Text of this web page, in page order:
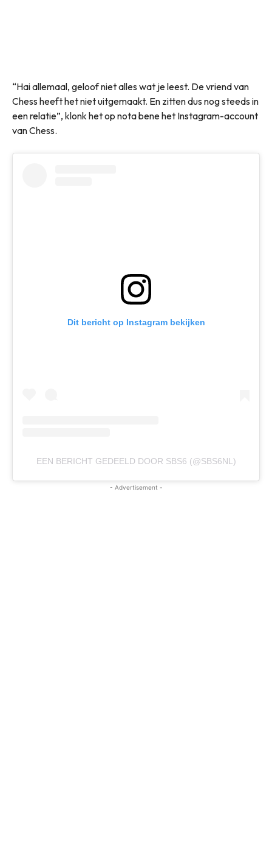
“Hai allemaal, geloof niet alles wat je leest. De vriend van
Chess heeft het niet uitgemaakt. En zitten dus nog steeds in
een relatie”, klonk het op nota bene het Instagram-account
van Chess.
Dit bericht op Instagram bekijken
EEN BERICHT GEDEELD DOOR SBS6 (@SBS6NL)
- Advertisement -